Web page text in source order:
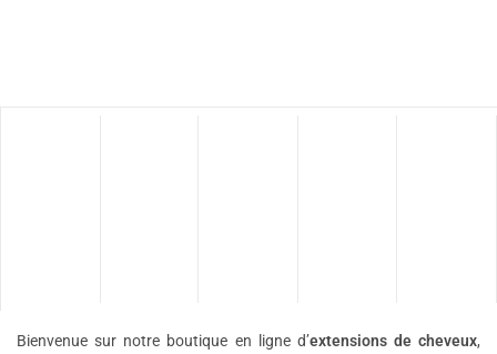
Bienvenue sur notre boutique en ligne d’extensions decheveux,